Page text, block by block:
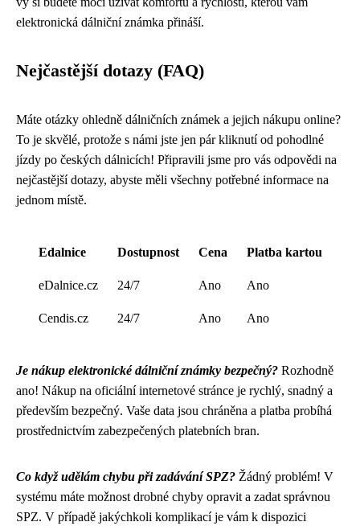
elektronická dálniční známka přináší.
Nejčastější dotazy (FAQ)
Máte otázky ohledně dálničních známek a jejich nákupu online?
To je skvělé, protože s námi jste jen pár kliknutí od pohodlné
jízdy po českých dálnicích! Připravili jsme pro vás odpovědi na
nejčastější dotazy, abyste měli všechny potřebné informace na
jednom místě.
Edalnice Dostupnost Cena Platba kartou
eDalnice.cz 24/7 Ano Ano
Cendis.cz 24/7 Ano Ano
Je nákup elektronické dálniční známky bezpečný? Rozhodně
ano! Nákup na oficiální internetové stránce je rychlý, snadný a
především bezpečný. Vaše data jsou chráněna a platba probíhá
prostřednictvím zabezpečených platebních bran.
Co když udělám chybu při zadávání SPZ? Žádný problém! V
systému máte možnost drobné chyby opravit a zadat správnou
SPZ. V případě jakýchkoli komplikací je vám k dispozici